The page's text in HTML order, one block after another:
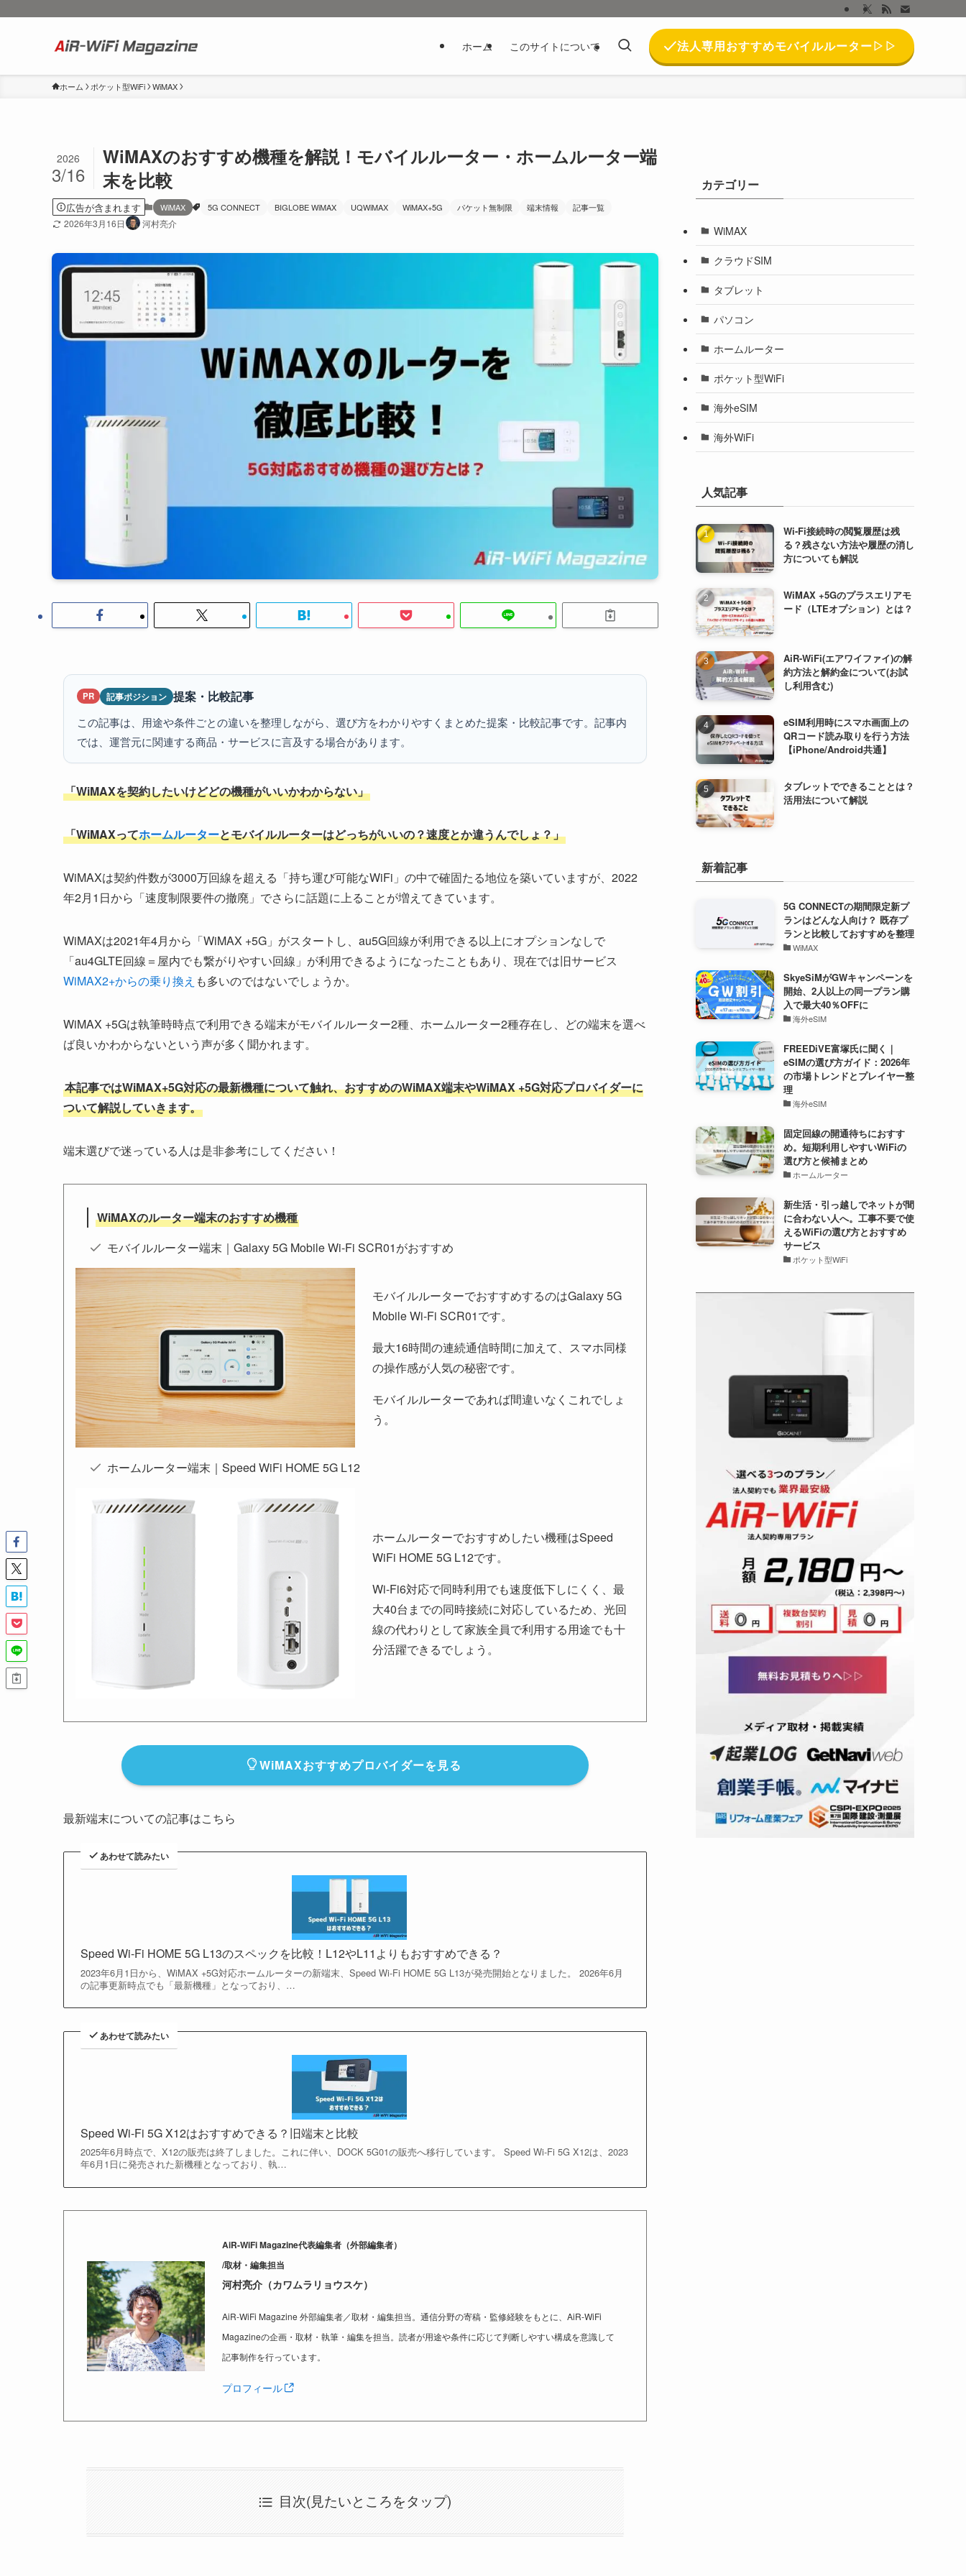
ホーム このサイトについて 法人専用おすすめモバイルルーター▷▷
ホーム ポケット型WiFi WiMAX
WiMAXのおすすめ機種を解説！モバイルルーター・ホームルーター端
末を比較
2026
3/16
広告が含まれます WiMAX 5G CONNECT BIGLOBE WiMAX UQWiMAX WiMAX+5G パケット無制限 端末情報 記事一覧
2026年3月16日 河村亮介
PR 記事ポジション 提案・比較記事
この記事は、用途や条件ごとの違いを整理しながら、選び方をわかりやすくまとめた提案・比較記事です。記事内
では、運営元に関連する商品・サービスに言及する場合があります。
「WiMAXを契約したいけどどの機種がいいかわからない」
「WiMAXってホームルーターとモバイルルーターはどっちがいいの？速度とか違うんでしょ？」
WiMAXは契約件数が3000万回線を超える「持ち運び可能なWiFi」の中で確固たる地位を築いていますが、2022
年2月1日から「速度制限要件の撤廃」でさらに話題に上ることが増えてきています。
WiMAXは2021年4月から「WiMAX +5G」がスタートし、au5G回線が利用できる以上にオプションなしで
「au4GLTE回線＝屋内でも繋がりやすい回線」が利用できるようになったこともあり、現在では旧サービス
WiMAX2+からの乗り換え も多いのではないでしょうか。
WiMAX +5Gは執筆時時点で利用できる端末がモバイルルーター2種、ホームルーター2種存在し、どの端末を選べ
ば良いかわからないという声が多く聞かれます。
本記事ではWiMAX+5G対応の最新機種について触れ、おすすめのWiMAX端末やWiMAX +5G対応プロバイダーに
ついて解説していきます。
端末選びで迷っている人は是非参考にしてください！
WiMAXのルーター端末のおすすめ機種
モバイルルーター端末｜Galaxy 5G Mobile Wi-Fi SCR01がおすすめ
モバイルルーターでおすすめするのはGalaxy 5G
Mobile Wi-Fi SCR01です。
最大16時間の連続通信時間に加えて、スマホ同様
の操作感が人気の秘密です。
モバイルルーターであれば間違いなくこれでしょ
う。
ホームルーター端末｜Speed WiFi HOME 5G L12
ホームルーターでおすすめしたい機種はSpeed
WiFi HOME 5G L12です。
Wi-Fi6対応で同時利用でも速度低下しにくく、最
大40台までの同時接続に対応しているため、光回
線の代わりとして家族全員で利用する用途でも十
分活躍できるでしょう。
WiMAXおすすめプロバイダーを見る
最新端末についての記事はこちら
あわせて読みたい
Speed Wi-Fi HOME 5G L13のスペックを比較！L12やL11よりもおすすめできる？
2023年6月1日から、WiMAX +5G対応ホームルーターの新端末、Speed Wi-Fi HOME 5G L13が発売開始となりました。 2026年6月
の記事更新時点でも「最新機種」となっており、…
あわせて読みたい
Speed Wi-Fi 5G X12はおすすめできる？旧端末と比較
2025年6月時点で、X12の販売は終了しました。これに伴い、DOCK 5G01の販売へ移行しています。 Speed Wi-Fi 5G X12は、2023
年6月1日に発売された新機種となっており、執…
AiR-WiFi Magazine代表編集者（外部編集者）
/取材・編集担当
河村亮介（カワムラリョウスケ）
AiR-WiFi Magazine 外部編集者／取材・編集担当。通信分野の寄稿・監修経験をもとに、AiR-WiFi
Magazineの企画・取材・執筆・編集を担当。読者が用途や条件に応じて判断しやすい構成を意識して
記事制作を行っています。
プロフィール
目次(見たいところをタップ)
カテゴリー
WiMAX
クラウドSIM
タブレット
パソコン
ホームルーター
ポケット型WiFi
海外eSIM
海外WiFi
人気記事
Wi-Fi接続時の閲覧履歴は残
る？残さない方法や履歴の消し
方についても解説
WiMAX +5Gのプラスエリアモ
ード（LTEオプション）とは？
AiR-WiFi(エアワイファイ)の解
約方法と解約金について(お試
し利用含む)
eSIM利用時にスマホ画面上の
QRコード読み取りを行う方法
【iPhone/Android共通】
タブレットでできることとは？
活用法について解説
新着記事
5G CONNECTの期間限定新プ
ランはどんな人向け？ 既存プ
ランと比較しておすすめを整理
WiMAX
SkyeSiMがGWキャンペーンを
開始、2人以上の同一プラン購
入で最大40％OFFに
海外eSIM
FREEDiVE富塚氏に聞く｜
eSIMの選び方ガイド：2026年
の市場トレンドとプレイヤー整
理
海外eSIM
固定回線の開通待ちにおすす
め。短期利用しやすいWiFiの
選び方と候補まとめ
ホームルーター
新生活・引っ越しでネットが間
に合わない人へ。工事不要で使
えるWiFiの選び方とおすすめ
サービス
ポケット型WiFi